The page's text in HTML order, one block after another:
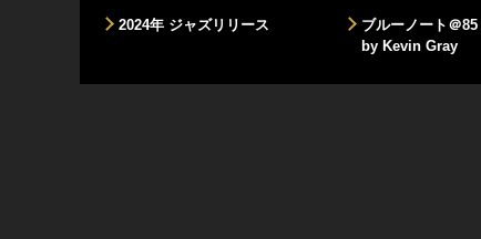
2024年 ジャズリリース
ブルーノート＠
by Kevin Gray